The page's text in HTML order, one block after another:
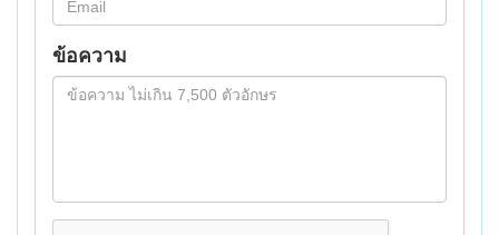
ข้อความ